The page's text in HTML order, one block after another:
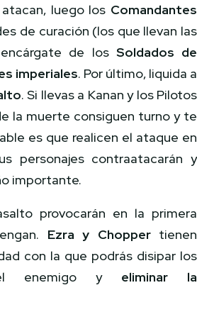
luego los Comandantes
de curación (los que llevan las
de los Soldados de
imperiales. Por último, liquida a
. Si llevas a Kanan y los Pilotos
la muerte consiguen turno y te
es que realicen el ataque en
personajes contraatacarán y
importante.
provocarán en la primera
Ezra y Choppertienen
con la que podrás disipar los
enemigo y eliminar la